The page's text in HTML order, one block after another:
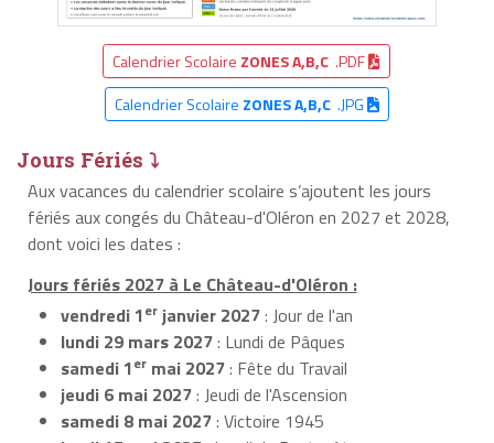
Calendrier Scolaire ZONES A,B,C .PDF
Calendrier Scolaire ZONES A,B,C.JPG
Jours Fériés ⤵
Aux vacances du calendrier scolaire s’ajoutent les jours
fériés aux congés du Château-d'Oléron en 2027 et 2028,
dont voici les dates :
Jours fériés 2027 à Le Château-d'Oléron :
vendredi 1er janvier 2027: Jour de l'an
lundi 29 mars 2027: Lundi de Pâques
samedi 1er mai 2027: Fête du Travail
jeudi 6 mai 2027: Jeudi de l'Ascension
samedi 8 mai 2027: Victoire 1945